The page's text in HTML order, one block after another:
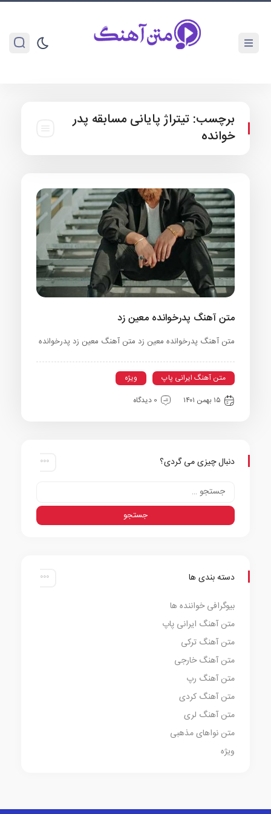
برچسب: تیتراژ پایانی مسابقه پدر
خوانده
متن آهنگ پدرخوانده معین زد
متن آهنگ پدرخوانده معین زد متن آهنگ معین زد پدرخوانده
متن آهنگ ایرانی پاپ
ویژه
۱۵ بهمن ۱۴۰۱
0 دیدگاه
دنبال چیزی می گردی؟
دسته بندی ها
بیوگرافی خواننده ها
متن آهنگ ایرانی پاپ
متن آهنگ ترکی
متن آهنگ خارجی
متن آهنگ رپ
متن آهنگ کردی
متن آهنگ لری
متن نواهای مذهبی
ویژه